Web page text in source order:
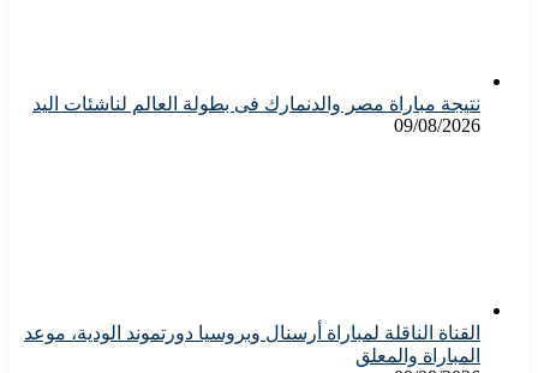
نتيجة مباراة مصر والدنمارك فى بطولة العالم لناشئات اليد
09/08/2026
القناة الناقلة لمباراة أرسنال وبروسيا دورتموند الودية، موعد
المباراة والمعلق